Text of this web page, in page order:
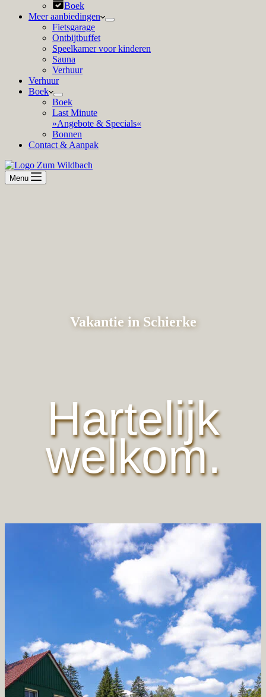
Boek
Meer aanbiedingen
Fietsgarage
Ontbijtbuffet
Speelkamer voor kinderen
Sauna
Verhuur
Verhuur
Boek
Boek
Last Minute
»Angebote & Specials«
Bonnen
Contact & Aanpak
Menu
Vakantie in Schierke
Hartelijk
welkom.